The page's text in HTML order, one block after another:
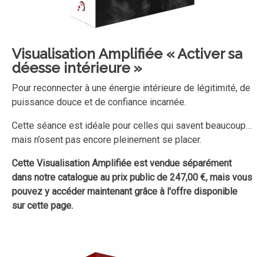
Visualisation Amplifiée « Activer sa
déesse intérieure »
Pour reconnecter à une énergie intérieure de légitimité, de
puissance douce et de confiance incarnée.
Cette séance est idéale pour celles qui savent beaucoup…
mais n’osent pas encore pleinement se placer.
Cette Visualisation Amplifiée est vendue séparément
dans notre catalogue au prix public de 247,00 €, mais vous
pouvez y accéder maintenant grâce à l'offre disponible
sur cette page.